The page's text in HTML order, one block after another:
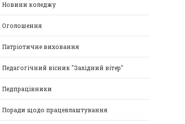
Новини коледжу
Оголошення
Патріотичне виховання
Педагогічний вісник "Західний вітер"
Педпрацівники
Поради щодо працевлаштування